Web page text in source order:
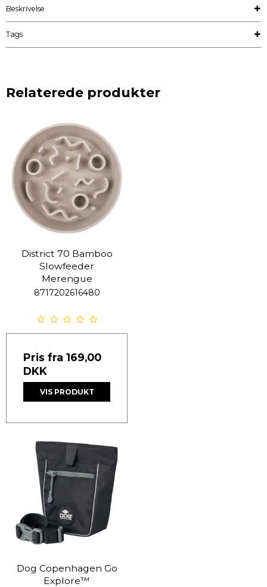
Beskrivelse
Tags
Relaterede produkter
District 70 Bamboo
Slowfeeder
Merengue
8717202616480
Pris fra 169,00
DKK
VIS PRODUKT
Dog Copenhagen Go
Explore™